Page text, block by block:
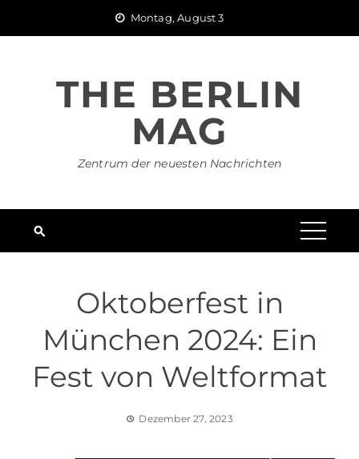
Montag, August 3
THE BERLIN
MAG
Zentrum der neuesten Nachrichten
Oktoberfest in
München 2024: Ein
Fest von Weltformat
Dezember 27, 2023